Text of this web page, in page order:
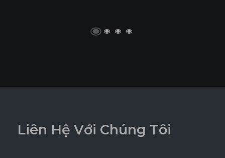
Liên Hệ Với Chúng Tôi